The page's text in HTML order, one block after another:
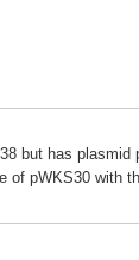
8 but has plasmid
of pWKS30 with